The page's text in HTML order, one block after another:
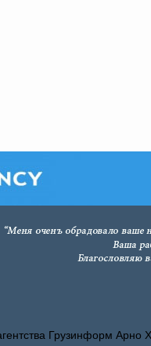
Грузинформ Арно